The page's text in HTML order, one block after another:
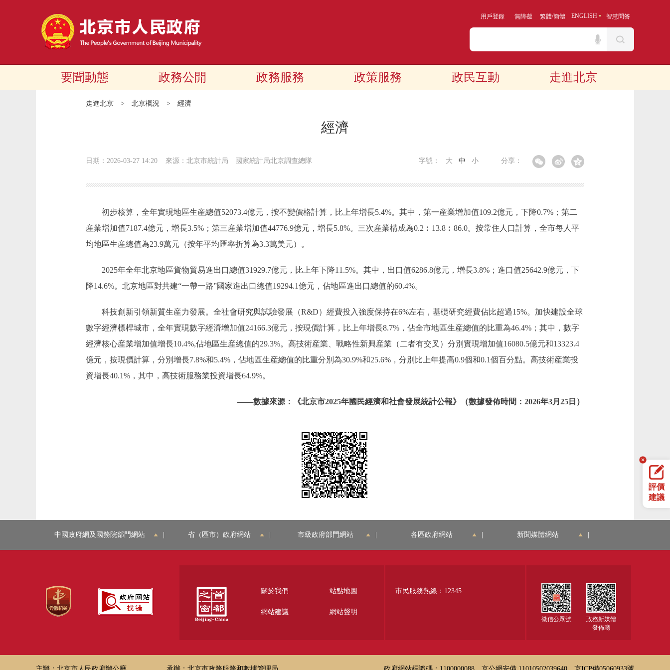
用戶登錄 無障礙 繁體/簡體 ENGLISH 智慧問答
要聞動態 政務公開 政務服務 政策服務 政民互動 走進北京
走進北京 > 北京概況 > 經濟
經濟
日期：2026-03-27 14:20 來源：北京市統計局 國家統計局北京調查總隊 分享：
字號： 大 中 小
初步核算，全年實現地區生産總值52073.4億元，按不變價格計算，比上年增長5.4%。其中，第一産業增加值109.2億元，下降0.7%；第二
産業增加值7187.4億元，增長3.5%；第三産業增加值44776.9億元，增長5.8%。三次産業構成為0.2︰13.8︰86.0。按常住人口計算，全市每人平
均地區生産總值為23.9萬元（按年平均匯率折算為3.3萬美元）。
2025年全年北京地區貨物貿易進出口總值31929.7億元，比上年下降11.5%。其中，出口值6286.8億元，增長3.8%；進口值25642.9億元，下
降14.6%。北京地區對共建“一帶一路”國家進出口總值19294.1億元，佔地區進出口總值的60.4%。
科技創新引領新質生産力發展。全社會研究與試驗發展（R&D）經費投入強度保持在6%左右，基礎研究經費佔比超過15%。加快建設全球
數字經濟標桿城市，全年實現數字經濟增加值24166.3億元，按現價計算，比上年增長8.7%，佔全市地區生産總值的比重為46.4%；其中，數字
經濟核心産業增加值增長10.4%,佔地區生産總值的29.3%。高技術産業、戰略性新興産業（二者有交叉）分別實現增加值16080.5億元和13323.4
億元，按現價計算，分別增長7.8%和5.4%，佔地區生産總值的比重分別為30.9%和25.6%，分別比上年提高0.9個和0.1個百分點。高技術産業投
資增長40.1%，其中，高技術服務業投資增長64.9%。
——數據來源：《北京市2025年國民經濟和社會發展統計公報》（數據發佈時間：2026年3月25日）
評價
建議
中國政府網及國務院部門網站 省（區市）政府網站 市級政府部門網站 各區政府網站 新聞媒體網站
關於我們 站點地圖
網站建議 網站聲明
市民服務熱線：12345
微信公眾號
政務新媒體
發佈廳